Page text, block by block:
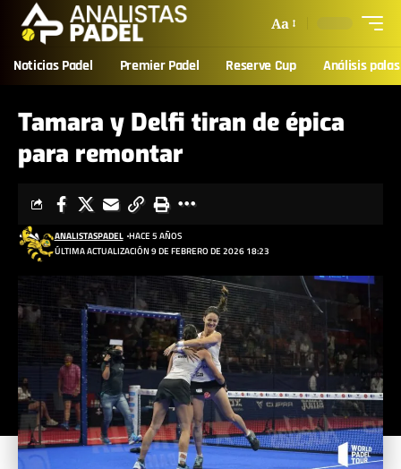
Aa
Noticias Padel Premier Padel Reserve Cup Análisis palas
Tamara y Delfi tiran de épica
para remontar
ÚLTIMA ACTUALIZACIÓN 9 DE FEBRERO DE 2026 18:23
ANALISTASPADEL HACE 5 AÑOS